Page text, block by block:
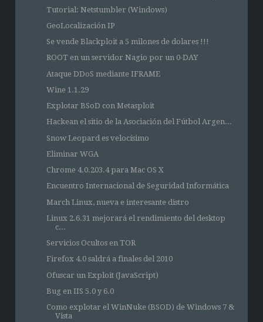
Tutorial: Netstumbler (Windows)
GeoLocalización IP
Se vende Blackploit a 5 milones de dolares !!!
ROOT en un servidor Nagio por un 0-DAY
Ataque DDoS mediante IFRAME
Wine 1.1.29
Explotar BSoD con Metasploit
Hackean el sitio de la Asociación del Fútbol Argen...
Snow Leopard es velocísimo
Eliminar WGA
Chrome 4.0.203.4 para Mac OS X
Encuentro Internacional de Seguridad Informática
March Linux, nueva e interesante distro
Linux 2.6.31 mejorará el rendimiento del desktop
c...
Servicios Ocultos en TOR
Firefox 4.0 saldrá a finales del 2010
Ofuscar un Exploit (JavaScript)
Bug en IIS 5.0 y 6.0
Como explotar el WinNuke (BSOD) de Windows 7 &
Vista